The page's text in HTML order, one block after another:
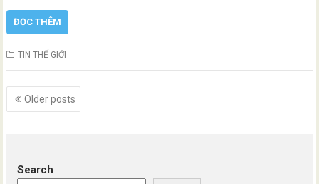
ĐỌC THÊM
TIN THẾ GIỚI
Posts
navigation
Older posts
Search